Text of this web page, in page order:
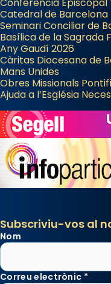
Catedral de Barcelona
Seminari Conciliar de
Basílica de la Sagrada
Any Gaudí 2026
Càritas Diocesana de
Mans Unides
Obres Missionals
Ajuda a l’Església
Subscriviu-vos al
Nom
Correu electrònic *